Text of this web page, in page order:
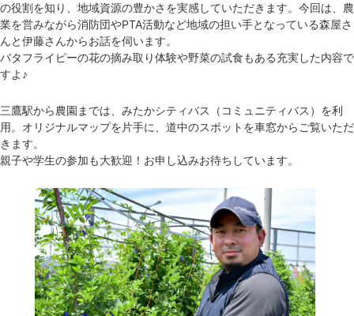
の役割を知り、地域資源の豊かさを実感していただきます。今回は、農
業を営みながら消防団やPTA活動など地域の担い手となっている森屋さ
んと伊藤さんからお話を伺います。
バタフライピーの花の摘み取り体験や野菜の試食もある充実した内容で
すよ♪
三鷹駅から農園までは、みたかシティバス（コミュニティバス）を利
用。オリジナルマップを片手に、道中のスポットを車窓からご覧いただ
きます。
親子や学生の参加も大歓迎！お申し込みお待ちしています。